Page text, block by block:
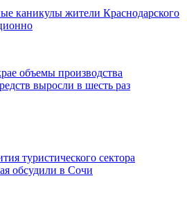
каникулы жители Краснодарского
объемы производства
выросли в шесть раз
туристического сектора
обсудили в Сочи